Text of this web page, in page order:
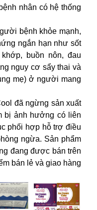
nhân có hệ thống
bệnh khỏe mạnh,
ngắn hạn như sốt
buồn nôn, đau
nguy cơ sẩy thai và
mẹ) ở người mang
đã ngừng sản xuất
bị ảnh hưởng có liên
phối hợp hỗ trợ điều
ngừa. Sản phẩm
đang được bán trên
bán lẻ và giao hàng